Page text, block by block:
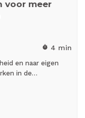
voor meer
timer 4 min
en naar eigen
in de…